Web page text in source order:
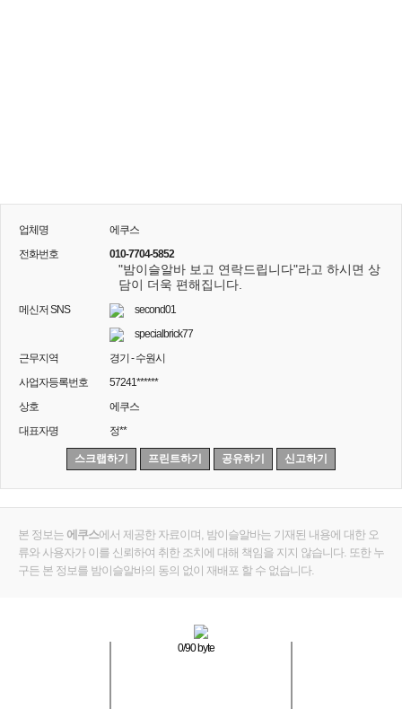
업체명
에쿠스
전화번호
010-7704-5852
"밤이슬알바 보고 연락드립니다"라고 하시면 상
담이 더욱 편해집니다.
메신저 SNS
second01
specialbrick77
근무지역
경기 - 수원시
사업자등록번호
57241******
상호
에쿠스
대표자명
정**
스크랩하기 프린트하기 공유하기 신고하기
본 정보는 에쿠스에서 제공한 자료이며, 밤이슬알바는 기재된 내용에 대한 오
류와 사용자가 이를 신뢰하여 취한 조치에 대해 책임을 지지 않습니다. 또한 누
구든 본 정보를 밤이슬알바의 동의 없이 재배포 할 수 없습니다.
0/90 byte